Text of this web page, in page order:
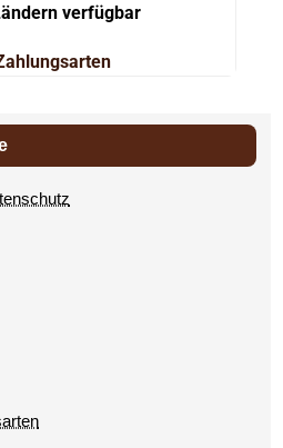
verfügbar